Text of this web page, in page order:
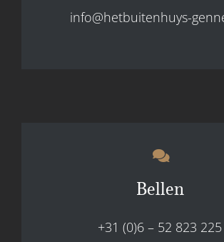
info@hetbuitenhuys-
Bellen
+31 (0)6 – 52 823 225